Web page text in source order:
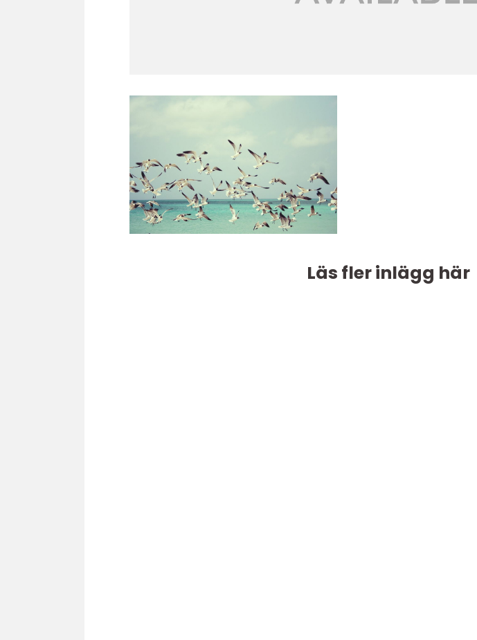
Läs fler inlägg här